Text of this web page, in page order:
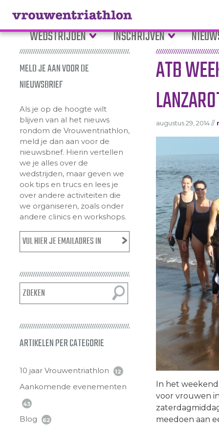
WEDSTRIJDEN INSCHRIJVEN
MELD JE AAN VOOR DE
NIEUWSBRIEF
Als je op de hoogte wilt
blijven van al het nieuws
rondom de Vrouwentriathlon,
meld je dan aan voor de
nieuwsbrief. Hierin vertellen
we je alles over de
wedstrijden, maar geven we
ook tips en trucs en lees je
over andere activiteiten die
we organiseren, zoals onder
andere clinics en workshops.
ARTIKELEN PER CATEGORIE
10 jaar Vrouwentriathlon 12
Aankomende evenementen
43
Blog 62
ATB
augustus 29, 2014 //
In het
voor vrouwen
meedoen aan